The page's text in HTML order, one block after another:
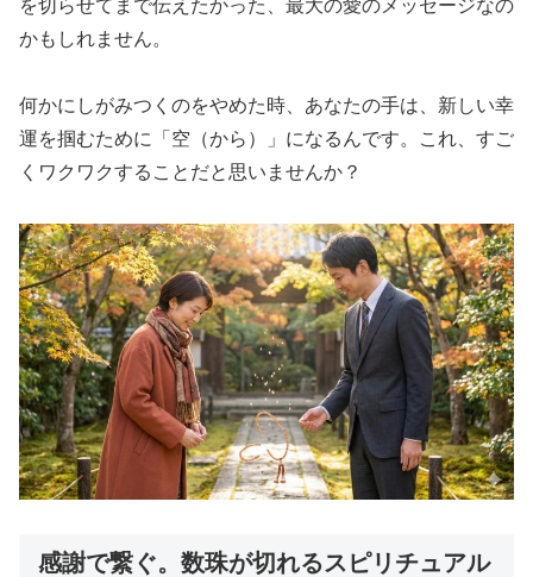
を切らせてまで伝えたかった、最大の愛のメッセージなの
かもしれません。
何かにしがみつくのをやめた時、あなたの手は、新しい幸
運を掴むために「空（から）」になるんです。これ、すご
くワクワクすることだと思いませんか？
感謝で繋ぐ。数珠が切れるスピリチュアル